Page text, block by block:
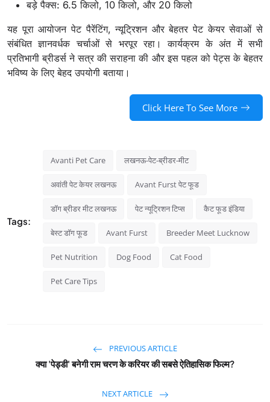
बड़े पैक्स: 6.5 किलो, 10 किलो, और 20 किलो
यह पूरा आयोजन पेट पैरेंटिंग, न्यूट्रिशन और बेहतर पेट केयर सेवाओं से
संबंधित ज्ञानवर्धक चर्चाओं से भरपूर रहा। कार्यक्रम के अंत में सभी
प्रतिभागी ब्रीडर्स ने सत्र की सराहना की और इस पहल को पेट्स के बेहतर
भविष्य के लिए बेहद उपयोगी बताया।
Click Here To See More
Tags:
Avanti Pet Care लखनऊ-पेट-ब्रीडर-मीट
अवांती पेट केयर लखनऊ Avant Furst पेट फूड
डॉग ब्रीडर मीट लखनऊ पेट न्यूट्रिशन टिप्स कैट फूड इंडिया
बेस्ट डॉग फूड Avant Furst Breeder Meet Lucknow
Pet Nutrition Dog Food Cat Food
Pet Care Tips
PREVIOUS ARTICLE
क्या 'पेड्डी' बनेगी राम चरण के करियर की सबसे ऐतिहासिक फिल्म?
NEXT ARTICLE